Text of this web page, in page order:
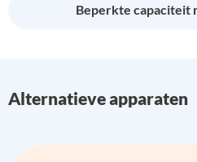
Beperkte capaciteit
Alternatieve apparaten